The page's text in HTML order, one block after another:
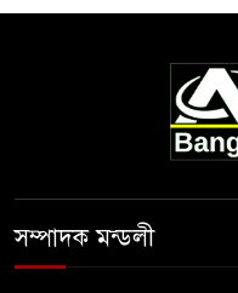
সম্পাদক মন্ডলী